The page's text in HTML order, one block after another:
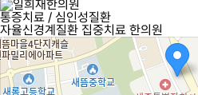
통증치료 / 심인성질환
자율신경계질환 집중치료 한의원일희재한의원